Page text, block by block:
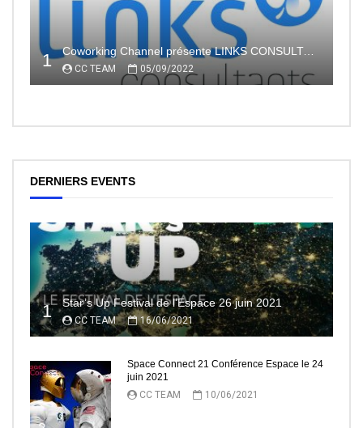
1 Coworking Channel présente LINKS CONSULTANTS, l’indépendance en toute sécurité avec le portage salarial
CC TEAM 05/09/2022
DERNIERS EVENTS
1 Star’s Up Festival de l’Espace 26 juin 2021
CC TEAM 16/06/2021
Space Connect 21 Conférence Espace le 24
juin 2021
CC TEAM
10/06/2021